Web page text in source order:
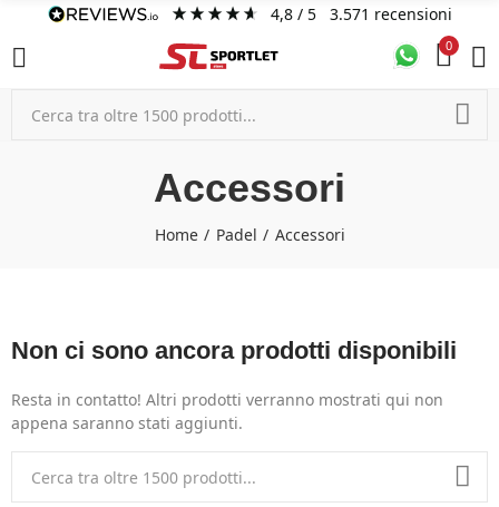
4,8/ 5 3.571 recensioni
0
Accessori
Home Padel Accessori
Non ci sono ancora prodotti disponibili
Resta in contatto! Altri prodotti verranno mostrati qui non
appena saranno stati aggiunti.